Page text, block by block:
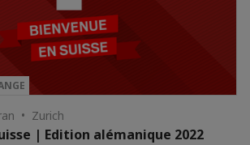
• Zurich
| Edition alémanique 2022